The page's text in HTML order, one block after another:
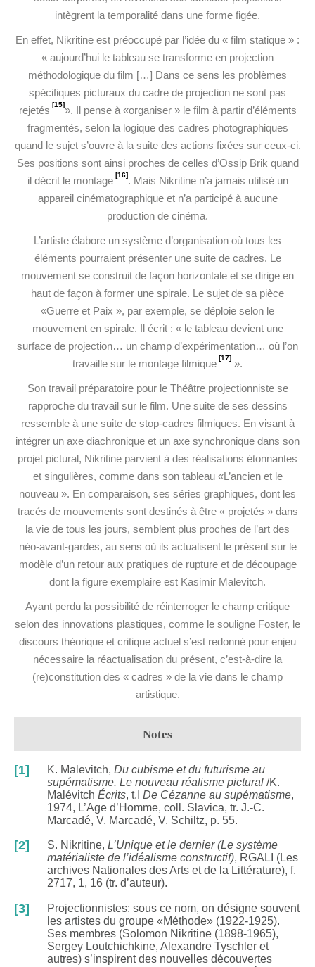
intègrent la temporalité dans une forme figée.
En effet, Nikritine est préoccupé par l’idée du « film statique » :
« aujourd’hui le tableau se transforme en projection
méthodologique du film […] Dans ce sens les problèmes
spécifiques picturaux du cadre de projection ne sont pas
rejetés [15]». Il pense à «organiser » le film à partir d’éléments
fragmentés, selon la logique des cadres photographiques
quand le sujet s’ouvre à la suite des actions fixées sur ceux-ci.
Ses positions sont ainsi proches de celles d’Ossip Brik quand
il décrit le montage [16]. Mais Nikritine n’a jamais utilisé un
appareil cinématographique et n’a participé à aucune
production de cinéma.
L’artiste élabore un système d’organisation où tous les
éléments pourraient présenter une suite de cadres. Le
mouvement se construit de façon horizontale et se dirige en
haut de façon à former une spirale. Le sujet de sa pièce
«Guerre et Paix », par exemple, se déploie selon le
mouvement en spirale. Il écrit : « le tableau devient une
surface de projection… un champ d’expérimentation… où l’on
travaille sur le montage filmique [17] ».
Son travail préparatoire pour le Théâtre projectionniste se
rapproche du travail sur le film. Une suite de ses dessins
ressemble à une suite de stop-cadres filmiques. En visant à
intégrer un axe diachronique et un axe synchronique dans son
projet pictural, Nikritine parvient à des réalisations étonnantes
et singulières, comme dans son tableau «L’ancien et le
nouveau ». En comparaison, ses séries graphiques, dont les
tracés de mouvements sont destinés à être « projetés » dans
la vie de tous les jours, semblent plus proches de l’art des
néo-avant-gardes, au sens où ils actualisent le présent sur le
modèle d’un retour aux pratiques de rupture et de découpage
dont la figure exemplaire est Kasimir Malevitch.
Ayant perdu la possibilité de réinterroger le champ critique
selon des innovations plastiques, comme le souligne Foster, le
discours théorique et critique actuel s’est redonné pour enjeu
nécessaire la réactualisation du présent, c’est-à-dire la
(re)constitution des « cadres » de la vie dans le champ
artistique.
Notes
[1] K. Malevitch, Du cubisme et du futurisme au
supématisme. Le nouveau réalisme pictural /K.
Malévitch Écrits, t.I De Cézanne au supématisme,
1974, L’Age d’Homme, coll. Slavica, tr. J.-C.
Marcadé, V. Marcadé, V. Schiltz, p. 55.
[2] S. Nikritine, L’Unique et le dernier (Le système
matérialiste de l’idéalisme constructif), RGALI (Les
archives Nationales des Arts et de la Littérature), f.
2717, 1, 16 (tr. d’auteur).
[3]
Projectionnistes: sous ce nom, on désigne souvent
les artistes du groupe «Méthode» (1922-1925).
Ses membres (Solomon Nikritine (1898-1965),
Sergey Loutchichkine, Alexandre Tyschler et
autres) s’inspirent des nouvelles découvertes